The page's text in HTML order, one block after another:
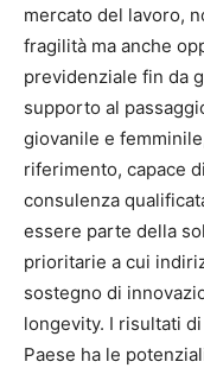
mercato del lavoro,
fragilità ma anche
previdenziale fin da
supporto al
giovanile e
riferimento, capace
consulenza
essere parte della
prioritarie a cui
sostegno di
longevity. I risultati
Paese ha le